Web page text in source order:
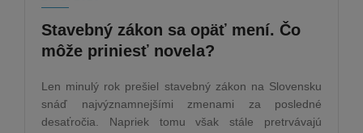
Stavebný zákon sa opäť mení. Čo
môže priniesť novela?
Len minulý rok prešiel stavebný zákon na Slovensku
snáď najvýznamnejšími zmenami za posledné
desaťročia. Napriek tomu však stále pretrvávajú